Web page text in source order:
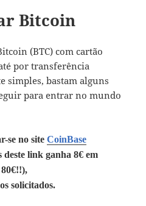
Bitcoin
(BTC) com cartão
por transferência
simples, bastam alguns
para entrar no mundo
se no siteCoinBase
deste link ganha 8€ em
solicitados.